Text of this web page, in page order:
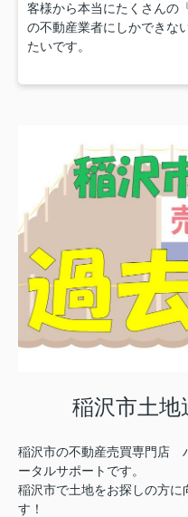
客様から本当にたくさんの
の不動産業者にしかできな
たいです。
稲沢市土地
稲沢市の不動産売買専門店
ータルサポートです。
稲沢市で土地をお探しの方に
す！